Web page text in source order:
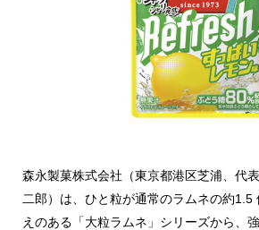
森永製菓株式会社（東京都港区芝浦、代
二郎）は、ひと粒が通常のラムネの約1.5
えのある「大粒ラムネ」シリーズから、